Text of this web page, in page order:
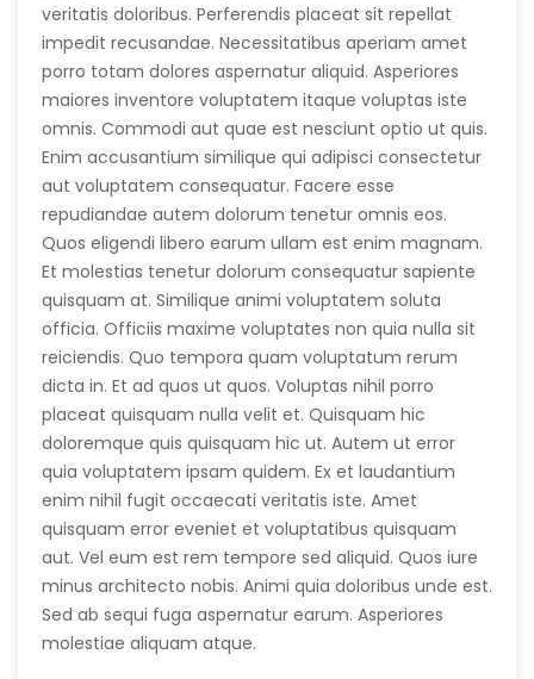
veritatis doloribus. Perferendis placeat sit repellat
impedit recusandae. Necessitatibus aperiam amet
porro totam dolores aspernatur aliquid. Asperiores
maiores inventore voluptatem itaque voluptas iste
omnis. Commodi aut quae est nesciunt optio ut quis.
Enim accusantium similique qui adipisci consectetur
aut voluptatem consequatur. Facere esse
repudiandae autem dolorum tenetur omnis eos.
Quos eligendi libero earum ullam est enim magnam.
Et molestias tenetur dolorum consequatur sapiente
quisquam at. Similique animi voluptatem soluta
officia. Officiis maxime voluptates non quia nulla sit
reiciendis. Quo tempora quam voluptatum rerum
dicta in. Et ad quos ut quos. Voluptas nihil porro
placeat quisquam nulla velit et. Quisquam hic
doloremque quis quisquam hic ut. Autem ut error
quia voluptatem ipsam quidem. Ex et laudantium
enim nihil fugit occaecati veritatis iste. Amet
quisquam error eveniet et voluptatibus quisquam
aut. Vel eum est rem tempore sed aliquid. Quos iure
minus architecto nobis. Animi quia doloribus unde est.
Sed ab sequi fuga aspernatur earum. Asperiores
molestiae aliquam atque.